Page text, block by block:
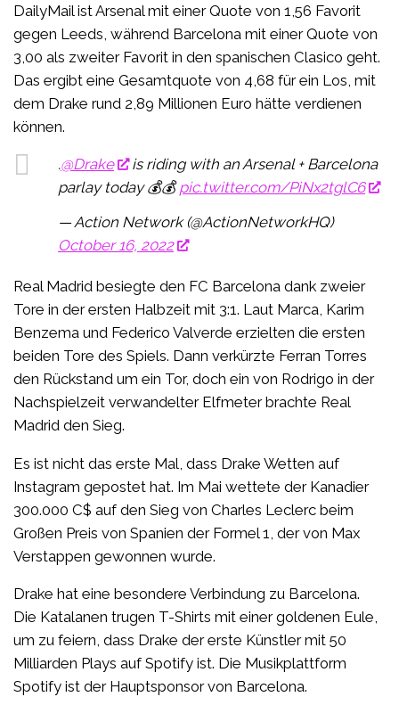
DailyMail ist Arsenal mit einer Quote von 1,56 Favorit
gegen Leeds, während Barcelona mit einer Quote von
3,00 als zweiter Favorit in den spanischen Clasico geht.
Das ergibt eine Gesamtquote von 4,68 für ein Los, mit
dem Drake rund 2,89 Millionen Euro hätte verdienen
können.
.@Drake
is riding with an Arsenal + Barcelona
parlay today 💰💰pic.twitter.com/PiNx2tglC6
— Action Network (@ActionNetworkHQ)
October 16, 2022
Real Madrid besiegte den FC Barcelona dank zweier
Tore in der ersten Halbzeit mit 3:1. Laut Marca, Karim
Benzema und Federico Valverde erzielten die ersten
beiden Tore des Spiels. Dann verkürzte Ferran Torres
den Rückstand um ein Tor, doch ein von Rodrigo in der
Nachspielzeit verwandelter Elfmeter brachte Real
Madrid den Sieg.
Es ist nicht das erste Mal, dass Drake Wetten auf
Instagram gepostet hat. Im Mai wettete der Kanadier
300.000 C$ auf den Sieg von Charles Leclerc beim
Großen Preis von Spanien der Formel 1, der von Max
Verstappen gewonnen wurde.
Drake hat eine besondere Verbindung zu Barcelona.
Die Katalanen trugen T-Shirts mit einer goldenen Eule,
um zu feiern, dass Drake der erste Künstler mit 50
Milliarden Plays auf Spotify ist. Die Musikplattform
Spotify ist der Hauptsponsor von Barcelona.